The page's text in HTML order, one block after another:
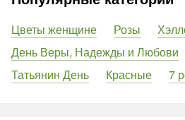
Цветы женщине Розы
День Веры, Надежды и Любови
Татьянин День
Красные 7